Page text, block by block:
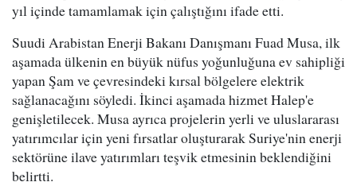
yıl içinde tamamlamak için çalıştığını ifade etti.
Suudi Arabistan Enerji Bakanı Danışmanı Fuad Musa, ilk
aşamada ülkenin en büyük nüfus yoğunluğuna ev sahipliği
yapan Şam ve çevresindeki kırsal bölgelere elektrik
sağlanacağını söyledi. İkinci aşamada hizmet Halep'e
genişletilecek. Musa ayrıca projelerin yerli ve uluslararası
yatırımcılar için yeni fırsatlar oluşturarak Suriye'nin enerji
sektörüne ilave yatırımları teşvik etmesinin beklendiğini
belirtti.